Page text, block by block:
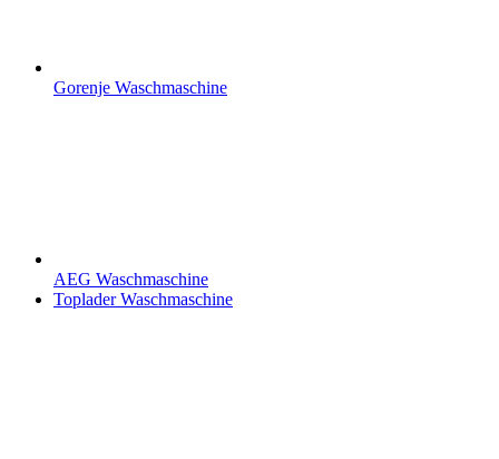
Gorenje Waschmaschine
AEG Waschmaschine
Toplader Waschmaschine